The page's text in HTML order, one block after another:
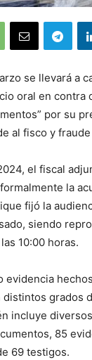
se llevará a
oral en contra
por su
al fisco y
el fiscal
la
fijó la
siendo
10:00 horas.
evidencia
grados
incluye
85
69 testigos.